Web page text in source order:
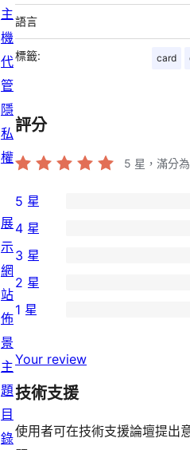
語言
標籤: card
評分
5 星，滿分
23
個
5
星
使
者
論
5 星
個
4
星
用
者
論
4 星
0
個
3
使
用
評
3 星
個
星
使
者
2 星
1
星
用
1 星
Your review
技術支援
使用者可在技術支援論壇提出
主
機
代
管
隱
私
權
展
示
網
站
佈
景
主
題
目
錄